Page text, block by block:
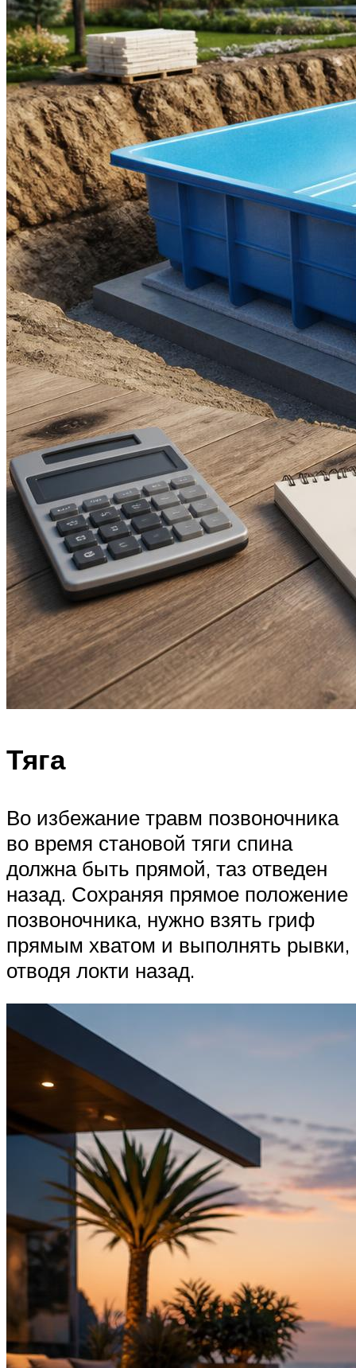
Тяга
Во избежание травм позвоночника
во время становой тяги спина
должна быть прямой, таз отведен
назад. Сохраняя прямое положение
позвоночника, нужно взять гриф
прямым хватом и выполнять рывки,
отводя локти назад.